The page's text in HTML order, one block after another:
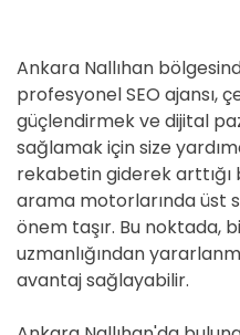
Ankara Nallıhan
profesyonel SEO ajansı,
güçlendirmek ve dijital
sağlamak için size
rekabetin giderek
arama motorlarında üst
önem taşır. Bu noktada,
uzmanlığından
avantaj sağlayabilir.